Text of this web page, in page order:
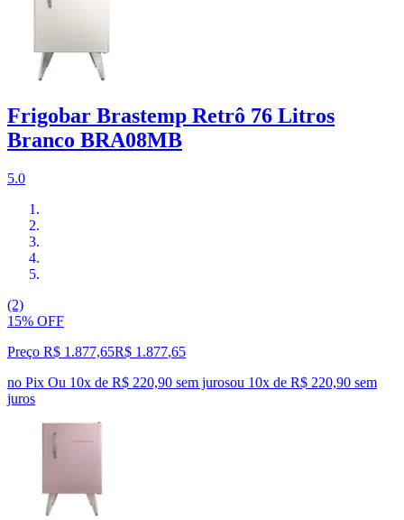
Frigobar Brastemp Retrô 76 Litros
Branco BRA08MB
5.0
(2)
15% OFF
Preço R$ 1.877,65R$ 1.877,65
no Pix Ou 10x de R$ 220,90 sem jurosou 10x de R$ 220,90 sem
juros